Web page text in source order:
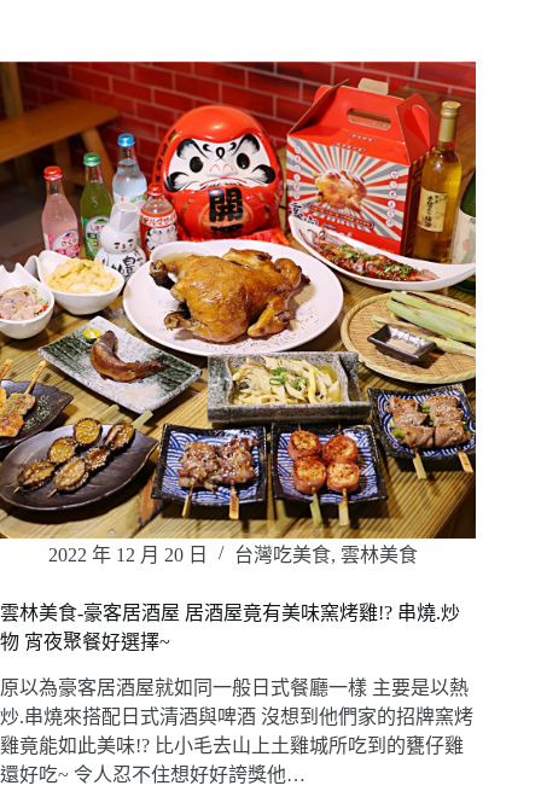
2022 年 12 月 20 日 台灣吃美食, 雲林美食
雲林美食-豪客居酒屋 居酒屋竟有美味窯烤雞!? 串燒.炒
物 宵夜聚餐好選擇~
原以為豪客居酒屋就如同一般日式餐廳一樣 主要是以熱
炒.串燒來搭配日式清酒與啤酒 沒想到他們家的招牌窯烤
雞竟能如此美味!? 比小毛去山上土雞城所吃到的甕仔雞
還好吃~ 令人忍不住想好好誇獎他…